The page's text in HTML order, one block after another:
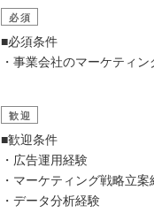
必須
■必須条件
・事業会社のマーケティ
歓迎
■歓迎条件
・広告運用経験
・マーケティング戦略立案
・データ分析経験